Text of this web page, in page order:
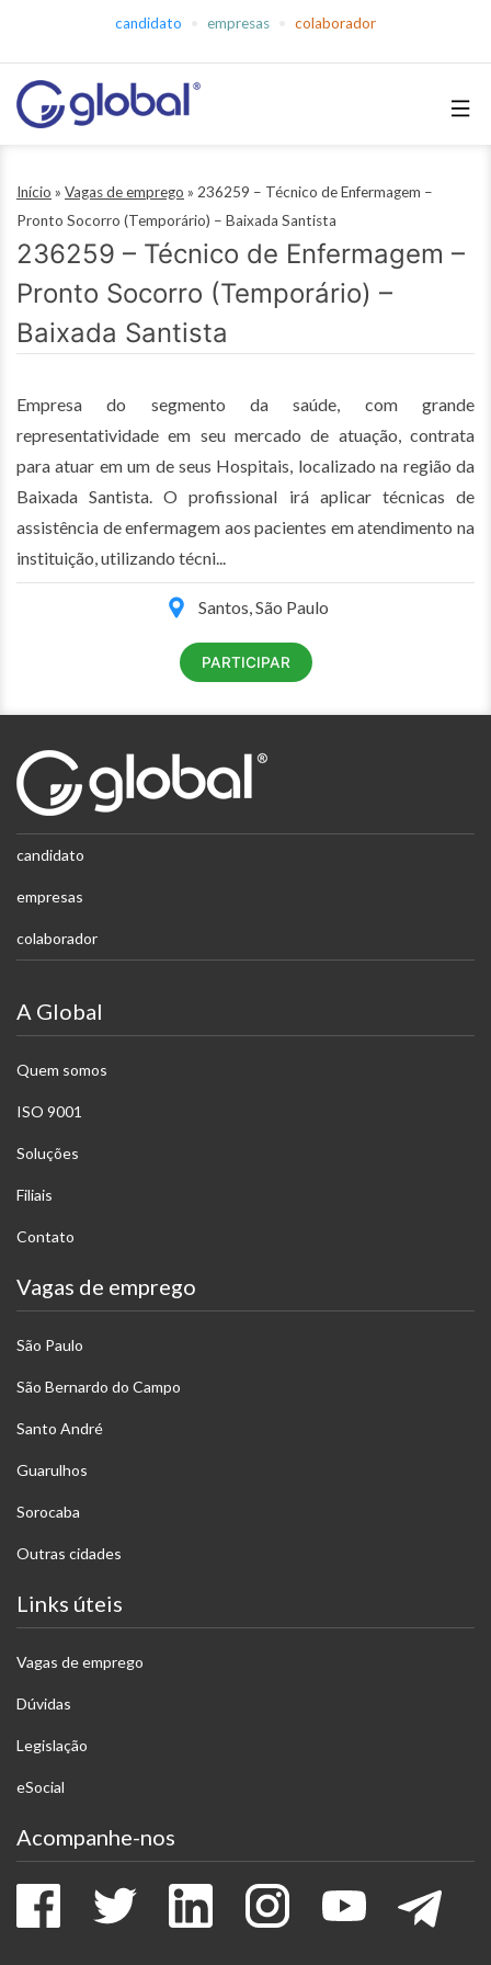
conteúdo
candidato empresas colaborador
Empregos
Início » Vagas de emprego » 236259 – Técnico de Enfermagem –
Pronto Socorro (Temporário) – Baixada Santista
236259 – Técnico de Enfermagem –
Pronto Socorro (Temporário) –
Baixada Santista
Empresa do segmento da saúde, com grande
representatividade em seu mercado de atuação, contrata
para atuar em um de seus Hospitais, localizado na região da
Baixada Santista. O profissional irá aplicar técnicas de
assistência de enfermagem aos pacientes em atendimento na
instituição, utilizando técni...
Santos, São Paulo
PARTICIPAR
candidato
empresas
colaborador
A Global
Quem somos
ISO 9001
Soluções
Filiais
Contato
Vagas de emprego
São Paulo
São Bernardo do Campo
Santo André
Guarulhos
Sorocaba
Outras cidades
Links úteis
Vagas de emprego
Dúvidas
Legislação
eSocial
Acompanhe-nos
FacebookTwitter LinkedInInstagramYoutube